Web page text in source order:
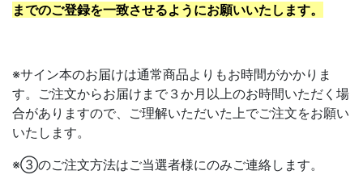
までのご登録を一致させるようにお願いいたします。
※サイン本のお届けは通常商品よりもお時間がかかりま
す。ご注文からお届けまで３か月以上のお時間いただく場
合がありますので、ご理解いただいた上でご注文をお願い
いたします。
※③のご注文方法はご当選者様にのみご連絡します。